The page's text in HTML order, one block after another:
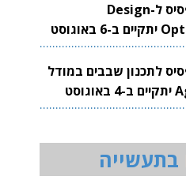
וובינר סינופסיס ל-Design
Optimization יתקיים ב-6 באוגוסט
לתכנון שבבים במודל
Agile CI/CD יתקיים ב-4 באוגוסט
בתעשייה